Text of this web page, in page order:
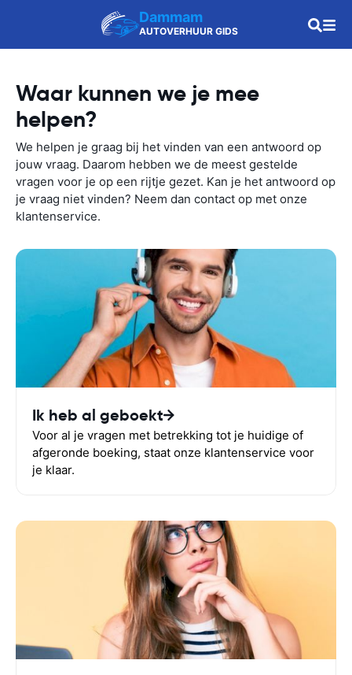
Dammam
AUTOVERHUUR GIDS
Waar kunnen we je mee
helpen?
We helpen je graag bij het vinden van een antwoord op
jouw vraag. Daarom hebben we de meest gestelde
vragen voor je op een rijtje gezet. Kan je het antwoord op
je vraag niet vinden? Neem dan contact op met onze
klantenservice.
Ik heb al geboekt
Voor al je vragen met betrekking tot je huidige of
afgeronde boeking, staat onze klantenservice voor
je klaar.